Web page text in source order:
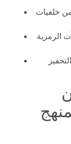
خلفيات
الرمزية